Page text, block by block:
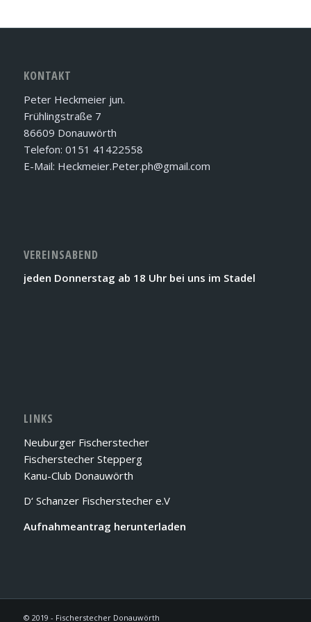
KONTAKT
Peter Heckmeier jun.
Frühlingstraße 7
86609 Donauwörth
Telefon: 0151 41422558
E-Mail: Heckmeier.Peter.ph@gmail.com
VEREINSABEND
jeden Donnerstag ab 18 Uhr bei uns im Stadel
LINKS
Neuburger Fischerstecher
Fischerstecher Stepperg
Kanu-Club Donauwörth
D‘ Schanzer Fischerstecher e.V
Aufnahmeantrag herunterladen
© 2019 - Fischerstecher Donauwörth